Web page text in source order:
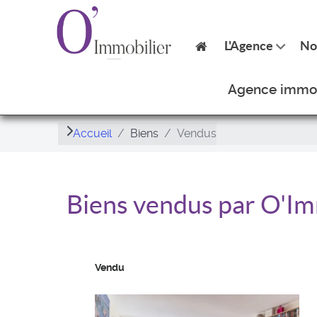
L'Agence
Agence
Accueil Biens Vendus
Biens vendus par
Vendu